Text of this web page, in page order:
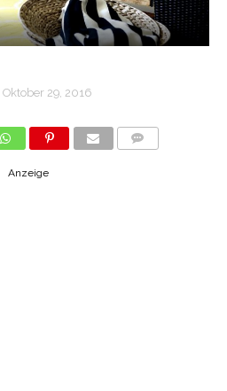
Oktober 29, 2016
Anzeige